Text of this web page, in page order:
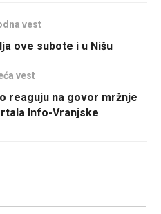
vest
ove subote i u Nišu
vest
reaguju na govor mržnje
Info-Vranjske